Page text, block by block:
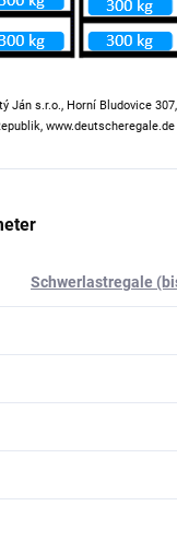
Ján s.r.o., Horní Bludovice
www.deutscheregale.de
Schwerlastregale